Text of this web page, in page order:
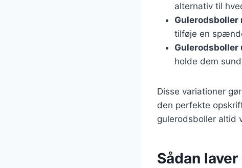
alternativ til
tilføje en
Gulerodsboller
holde dem
Disse variationer
den perfekte
gulerodsboller altid
Sådan